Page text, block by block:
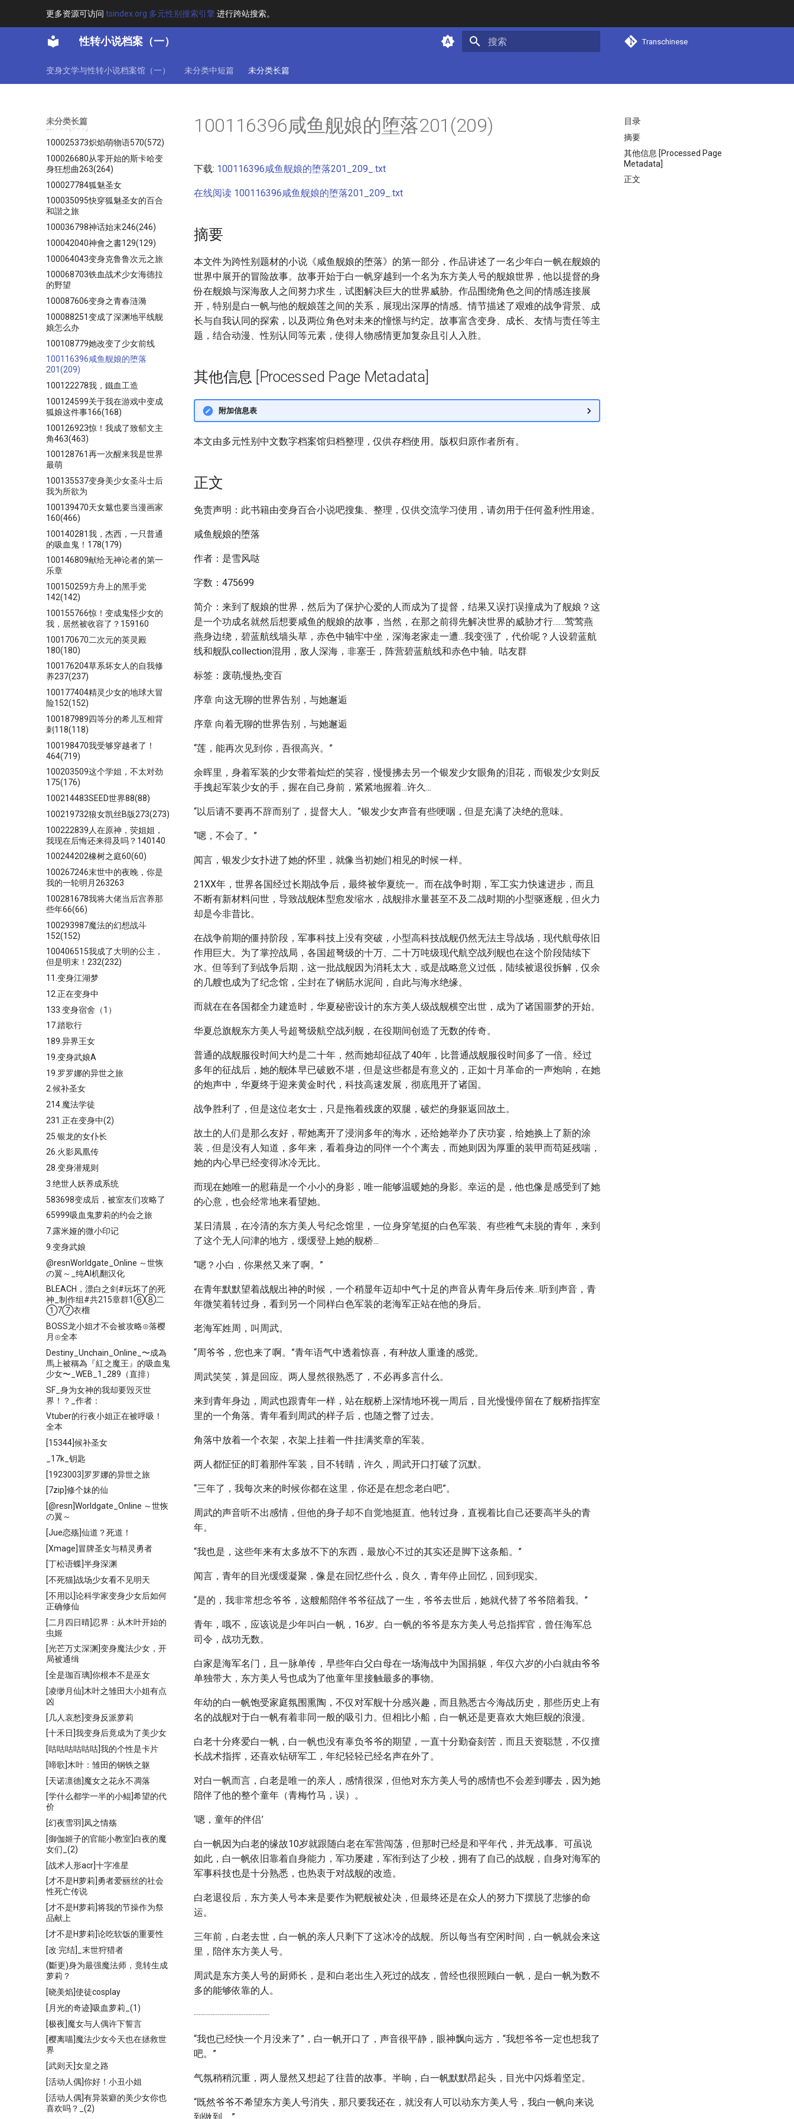
更多资源可访问 tsindex.org 多元性别搜索引擎进行跨站搜索。
性转小说档案（一） Transchinese
变身文学与性转小说档案馆（一） 未分类中短篇 未分类长篇
未分类长篇
100003354旧日大小姐今天也温
100003815某穿越的妹专业户
100018205穿越异世界的北方酱
100024218雷电芽衣剧情崩坏之
旅156(333)
100025373炽焰萌物语570(572)
100026680从零开始的斯卡哈变
身狂想曲263(264)
100027784狐魅圣女
100035095快穿狐魅圣女的百合
和諧之旅
100036798神话始末246(246)
100042040神會之書129(129)
100064043变身克鲁鲁次元之旅
100068703铁血战术少女海德拉
的野望
100087606变身之青春涟漪
100088251变成了深渊地平线舰
娘怎么办
100108779她改变了少女前线
100116396咸鱼舰娘的堕落
201(209)
100122278我，鐵血工造
100124599关于我在游戏中变成
狐娘这件事166(168)
100126923惊！我成了致郁文主
角463(463)
100128761再一次醒来我是世界
最萌
100135537变身美少女圣斗士后
我为所欲为
100139470天女魃也要当漫画家
160(466)
100140281我，杰西，一只普通
的吸血鬼！178(179)
100146809献给无神论者的第一
乐章
100150259方舟上的黑手党
142(142)
100155766惊！变成鬼怪少女的
我，居然被收容了？159160
100170670二次元的英灵殿
180(180)
100176204草系坏女人的自我修
养237(237)
100177404精灵少女的地球大冒
险152(152)
100187989四等分的希儿互相背
刺118(118)
100198470我受够穿越者了！
464(719)
100203509这个学姐，不太对劲
175(176)
100214483SEED世界88(88)
100219732狼女凯丝B版273(273)
100222839人在原神，荧姐姐，
我现在后悔还来得及吗？140140
100244202橡树之庭60(60)
100267246末世中的夜晚，你是
我的一轮明月263263
100281678我将大佬当后宫养那
些年66(66)
100293987魔法的幻想战斗
152(152)
100406515我成了大明的公主，
但是明末！232(232)
11.变身江湖梦
12.正在变身中
133.变身宿舍（1）
17.踏歌行
189.异界王女
19.变身武娘A
19.罗罗娜的异世之旅
2.候补圣女
214.魔法学徒
231.正在变身中(2)
25.银龙的女仆长
26.火影凤凰传
28.变身潜规则
3.绝世人妖养成系统
583698变成后，被室友们攻略了
65999吸血鬼萝莉的约会之旅
7.露米娅的微小印记
9.变身武娘
@resnWorldgate_Online ～世恢
の翼～_纯AI机翻汉化
BLEACH，漂白之剑#玩坏了的死
神_制作组#共215章群1⑥⑧二
①7⑦衣榴
BOSS龙小姐才不会被攻略⊙落樱
月⊙全本
Destiny_Unchain_Online_〜成為
馬上被稱為『紅之魔王』的吸血鬼
少女〜_WEB_1_289（直排）
SF_身为女神的我却要毁灭世
界！？_作者：
Vtuber的行夜小姐正在被呼吸！
全本
[15344]候补圣女
_17k_钥匙
[1923003]罗罗娜的异世之旅
[7zip]修个妹的仙
[@resn]Worldgate_Online ～世恢
の翼～
[Jue恋殇]仙道？死道！
[Xmage]冒牌圣女与精灵勇者
[丁松语蝶]半身深渊
[不死猫]战场少女看不见明天
[不用以]论科学家变身少女后如何
正确修仙
[二月四日晴]忍界：从木叶开始的
虫姬
[光芒万丈深渊]变身魔法少女，开
局被通缉
[全是珈百璃]你根本不是巫女
[凌缈月仙]木叶之雏田大小姐有点
凶
[几人哀愁]变身反派萝莉
[十禾日]我变身后竟成为了美少女
[咕咕咕咕咕咕]我的个性是卡片
[啼歌]木叶：雏田的钢铁之躯
[天诺凛德]魔女之花永不凋落
[学什么都学一半的小鲲]希望的代
价
[幻夜雪羽]凤之情殇
[御伽姬子的官能小教室]白夜的魔
女们_(2)
[战术人形acr]十字准星
[才不是H萝莉]勇者爱丽丝的社会
性死亡传说
[才不是H萝莉]将我的节操作为祭
品献上
[才不是H萝莉]论吃软饭的重要性
[改·完结]_末世狩猎者
(斷更)身为最强魔法师，竟转生成
萝莉？
[晓美焰]使徒cosplay
[月光的奇迹]吸血萝莉_(1)
[极夜]魔女与人偶许下誓言
[樱离喵]魔法少女今天也在拯救世
界
[武则天]女皇之路
[活动人偶]你好！小丑小姐
[活动人偶]有异装癖的美少女你也
喜欢吗？_(2)
目录
摘要
其他信息 [Processed Page
Metadata]
正文
100116396咸鱼舰娘的堕落201(209)
下载: 100116396咸鱼舰娘的堕落201_209_.txt
在线阅读 100116396咸鱼舰娘的堕落201_209_.txt
摘要
本文件为跨性别题材的小说《咸鱼舰娘的堕落》的第一部分，作品讲述了一名少年白一帆在舰娘的
世界中展开的冒险故事。故事开始于白一帆穿越到一个名为东方美人号的舰娘世界，他以提督的身
份在舰娘与深海敌人之间努力求生，试图解决巨大的世界威胁。作品围绕角色之间的情感连接展
开，特别是白一帆与他的舰娘莲之间的关系，展现出深厚的情感。情节描述了艰难的战争背景、成
长与自我认同的探索，以及两位角色对未来的憧憬与约定。故事富含变身、成长、友情与责任等主
题，结合动漫、性别认同等元素，使得人物感情更加复杂且引人入胜。
其他信息 [Processed Page Metadata]
附加信息表
本文由多元性别中文数字档案馆归档整理，仅供存档使用。版权归原作者所有。
正文
免责声明：此书籍由变身百合小说吧搜集、整理，仅供交流学习使用，请勿用于任何盈利性用途。
咸鱼舰娘的堕落
作者：是雪风哒
字数：475699
简介：来到了舰娘的世界，然后为了保护心爱的人而成为了提督，结果又误打误撞成为了舰娘？这
是一个功成名就然后想要咸鱼的舰娘的故事，当然，在那之前得先解决世界的威胁才行……莺莺燕
燕身边绕，碧蓝航线墙头草，赤色中轴牢中坐，深海老家走一遭…我变强了，代价呢？人设碧蓝航
线和舰队collection混用，敌人深海，非塞壬，阵营碧蓝航线和赤色中轴。咕友群
标签：废萌,慢热,变百
序章 向这无聊的世界告别，与她邂逅
序章 向着无聊的世界告别，与她邂逅
“莲，能再次见到你，吾很高兴。”
余晖里，身着军装的少女带着灿烂的笑容，慢慢拂去另一个银发少女眼角的泪花，而银发少女则反
手拽起军装少女的手，握在自己身前，紧紧地握着...许久...
“以后请不要再不辞而别了，提督大人。”银发少女声音有些哽咽，但是充满了决绝的意味。
“嗯，不会了。”
闻言，银发少女扑进了她的怀里，就像当初她们相见的时候一样。
21XX年，世界各国经过长期战争后，最终被华夏统一。而在战争时期，军工实力快速进步，而且
不断有新材料问世，导致战舰体型愈发缩水，战舰排水量甚至不及二战时期的小型驱逐舰，但火力
却是今非昔比。
在战争前期的僵持阶段，军事科技上没有突破，小型高科技战舰仍然无法主导战场，现代航母依旧
作用巨大。为了掌控战局，各国超弩级的十万、二十万吨级现代航空战列舰也在这个阶段陆续下
水。但等到了到战争后期，这一批战舰因为消耗太大，或是战略意义过低，陆续被退役拆解，仅余
的几艘也成为了纪念馆，尘封在了钢筋水泥间，自此与海水绝缘。
而就在在各国都全力建造时，华夏秘密设计的东方美人级战舰横空出世，成为了诸国噩梦的开始。
华夏总旗舰东方美人号超弩级航空战列舰，在役期间创造了无数的传奇。
普通的战舰服役时间大约是二十年，然而她却征战了40年，比普通战舰服役时间多了一倍。经过
多年的征战后，她的舰体早已破败不堪，但是这些都是有意义的，正如十月革命的一声炮响，在她
的炮声中，华夏终于迎来黄金时代，科技高速发展，彻底甩开了诸国。
战争胜利了，但是这位老女士，只是拖着残废的双腿，破烂的身躯返回故土。
故土的人们是那么友好，帮她离开了浸润多年的海水，还给她举办了庆功宴，给她换上了新的涂
装，但是没有人知道，多年来，看着身边的同伴一个个离去，而她则因为厚重的装甲而苟延残喘，
她的内心早已经变得冰冷无比。
而现在她唯一的慰藉是一个小小的身影，唯一能够温暖她的身影。幸运的是，他也像是感受到了她
的心意，也会经常地来看望她。
某日清晨，在冷清的东方美人号纪念馆里，一位身穿笔挺的白色军装、有些稚气未脱的青年，来到
了这个无人问津的地方，缓缓登上她的舰桥...
“嗯？小白，你果然又来了啊。”
在青年默默望着战舰出神的时候，一个稍显年迈却中气十足的声音从青年身后传来...听到声音，青
年微笑着转过身，看到另一个同样白色军装的老海军正站在他的身后。
老海军姓周，叫周武。
“周爷爷，您也来了啊。”青年语气中透着惊喜，有种故人重逢的感觉。
周武笑笑，算是回应。两人显然很熟悉了，不必再多言什么。
来到青年身边，周武也跟青年一样，站在舰桥上深情地环视一周后，目光慢慢停留在了舰桥指挥室
里的一个角落。青年看到周武的样子后，也随之瞥了过去。
角落中放着一个衣架，衣架上挂着一件挂满奖章的军装。
两人都怔怔的盯着那件军装，目不转睛，许久，周武开口打破了沉默。
“三年了，我每次来的时候你都在这里，你还是在想念老白吧”。
周武的声音听不出感情，但他的身子却不自觉地挺直。他转过身，直视着比自己还要高半头的青
年。
“我也是，这些年来有太多放不下的东西，最放心不过的其实还是脚下这条船。”
闻言，青年的目光缓缓凝聚，像是在回忆些什么，良久，青年停止回忆，回到现实。
“是的，我非常想念爷爷，这艘船陪伴爷爷征战了一生，爷爷去世后，她就代替了爷爷陪着我。”
青年，哦不，应该说是少年叫白一帆，16岁。白一帆的爷爷是东方美人号总指挥官，曾任海军总
司令，战功无数。
白家是海军名门，且一脉单传，早些年白父白母在一场海战中为国捐躯，年仅六岁的小白就由爷爷
单独带大，东方美人号也成为了他童年里接触最多的事物。
年幼的白一帆饱受家庭氛围熏陶，不仅对军舰十分感兴趣，而且熟悉古今海战历史，那些历史上有
名的战舰对于白一帆有着非同一般的吸引力。但相比小船，白一帆还是更喜欢大炮巨舰的浪漫。
白老十分疼爱白一帆，白一帆也没有辜负爷爷的期望，一直十分勤奋刻苦，而且天资聪慧，不仅擅
长战术指挥，还喜欢钻研军工，年纪轻轻已经名声在外了。
对白一帆而言，白老是唯一的亲人，感情很深，但他对东方美人号的感情也不会差到哪去，因为她
陪伴了他的整个童年（青梅竹马，误）。
‘嗯，童年的伴侣’
白一帆因为白老的缘故10岁就跟随白老在军营闯荡，但那时已经是和平年代，并无战事。可虽说
如此，白一帆依旧靠着自身能力，军功屡建，军衔到达了少校，拥有了自己的战舰，自身对海军的
军事科技也是十分熟悉，也热衷于对战舰的改造。
白老退役后，东方美人号本来是要作为靶舰被处决，但最终还是在众人的努力下摆脱了悲惨的命
运。
三年前，白老去世，白一帆的亲人只剩下了这冰冷的战舰。所以每当有空闲时间，白一帆就会来这
里，陪伴东方美人号。
周武是东方美人号的厨师长，是和白老出生入死过的战友，曾经也很照顾白一帆，是白一帆为数不
多的能够依靠的人。
┈┈┈┈┈┈┈┈
“我也已经快一个月没来了”，白一帆开口了，声音很平静，眼神飘向远方，“我想爷爷一定也想我了
吧。”
气氛稍稍沉重，两人显然又想起了往昔的故事。半晌，白一帆默默昂起头，目光中闪烁着坚定。
“既然爷爷不希望东方美人号消失，那只要我还在，就没有人可以动东方美人号，我白一帆向来说